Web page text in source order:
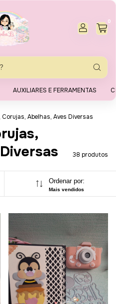
0
AUXILIARES E FERRAMENTAS
Abelhas, Aves Diversas
38 produtos
Ordenar por:
Mais vendidos